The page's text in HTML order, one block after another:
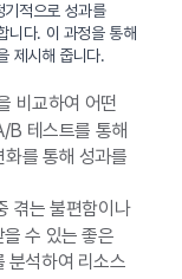
적으로 성과를
니다. 이 과정을 통해
제시해 줍니다.
비교하여 어떤
B 테스트를 통해
를 통해 성과를
겪는 불편함이나
수 있는 좋은
분석하여 리소스